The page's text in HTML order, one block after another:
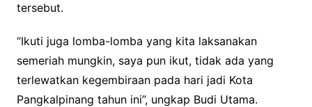
tersebut.
“Ikuti juga lomba-lomba yang kita laksanakan
semeriah mungkin, saya pun ikut, tidak ada yang
terlewatkan kegembiraan pada hari jadi Kota
Pangkalpinang tahun ini”, ungkap Budi Utama.